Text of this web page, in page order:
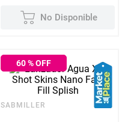
No Disponible
60% OFF
SABMILLER